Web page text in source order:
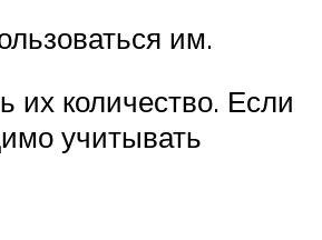
им.
их количество. Если
учитывать